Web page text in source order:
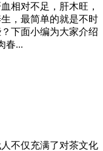
相对不足，肝木旺，
，最简单的就是不时
下面小编为大家介绍
春...
不仅充满了对茶文化